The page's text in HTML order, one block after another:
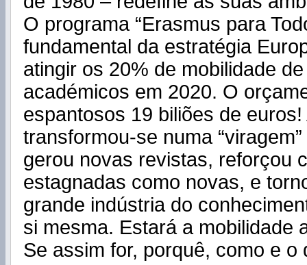
O programa “Erasmus para
fundamental da estratégia
atingir os 20% de mobilidade
académicos em 2020. O
espantosos 19 biliões de euros!
transformou-se numa
gerou novas revistas, reforçou
estagnadas como novas, e
grande indústria do
si mesma. Estará a mobilidade
Se assim for, porquê, como e o